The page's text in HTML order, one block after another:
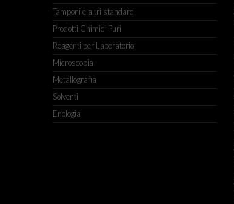
Tamponi e altri standard
Prodotti Chimici Puri
Reagenti per Laboratorio
Microscopia
Metallografia
Solventi
Enologia